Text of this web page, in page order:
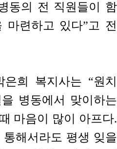
동의 전 직원들이 함
마련하고 있다”고 전
희 복지사는 “원치
병동에서 맞이하는
마음이 많이 아프다.
해서라도 평생 잊을